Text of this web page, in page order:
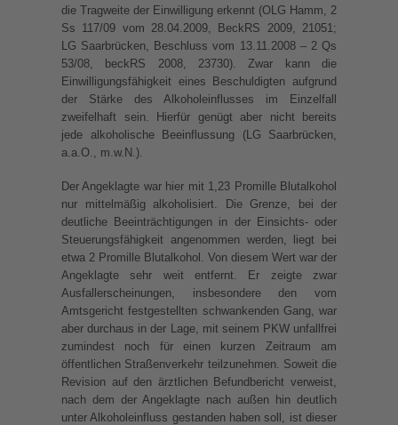
die Tragweite der Einwilligung erkennt (OLG Hamm, 2
Ss 117/09 vom 28.04.2009, BeckRS 2009, 21051;
LG Saarbrücken, Beschluss vom 13.11.2008 – 2 Qs
53/08, beckRS 2008, 23730). Zwar kann die
Einwilligungsfähigkeit eines Beschuldigten aufgrund
der Stärke des Alkoholeinflusses im Einzelfall
zweifelhaft sein. Hierfür genügt aber nicht bereits
jede alkoholische Beeinflussung (LG Saarbrücken,
a.a.O., m.w.N.).
Der Angeklagte war hier mit 1,23 Promille Blutalkohol
nur mittelmäßig alkoholisiert. Die Grenze, bei der
deutliche Beeinträchtigungen in der Einsichts- oder
Steuerungsfähigkeit angenommen werden, liegt bei
etwa 2 Promille Blutalkohol. Von diesem Wert war der
Angeklagte sehr weit entfernt. Er zeigte zwar
Ausfallerscheinungen, insbesondere den vom
Amtsgericht festgestellten schwankenden Gang, war
aber durchaus in der Lage, mit seinem PKW unfallfrei
zumindest noch für einen kurzen Zeitraum am
öffentlichen Straßenverkehr teilzunehmen. Soweit die
Revision auf den ärztlichen Befundbericht verweist,
nach dem der Angeklagte nach außen hin deutlich
unter Alkoholeinfluss gestanden haben soll, ist dieser